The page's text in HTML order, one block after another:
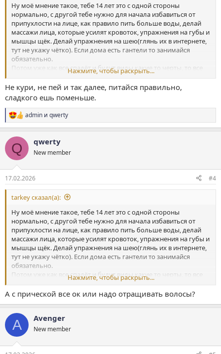
Ну моё мнение такое, тебе 14 лет это с одной стороны
нормально, с другой тебе нужно для начала избавиться от
припухлости на лице, как правило пить больше воды, делай
массажи лица, которые усилят кровоток, упражнения на губы и
мышцы щёк. Делай упражнения на шею(глянь их в интернете,
тут не укажу чётко). Если дома есть гантели то занимайся
обязательно.
Потом уже как все спадёт и будут виды какие то черты, то все
остальное.
Еще ситуация с твоей кожей, глянь посты в нашем форуме, там
есть уход и так далее. Если есть возможность, помой руки
хорошо с лицом и подави возможные прыщи чуть чуть.
Нажмите, чтобы раскрыть...
Не кури, не пей и так далее, питайся правильно,
сладкого ешь поменьше.
Р
е
к
ц
и
admin и qwerty
Q qwerty
New member
17.02.2026 #4
tarkey сказал(а):
Ну моё мнение такое, тебе 14 лет это с одной стороны
нормально, с другой тебе нужно для начала избавиться от
припухлости на лице, как правило пить больше воды, делай
массажи лица, которые усилят кровоток, упражнения на губы и
мышцы щёк. Делай упражнения на шею(глянь их в интернете,
тут не укажу чётко). Если дома есть гантели то занимайся
обязательно.
Потом уже как все спадёт и будут виды какие то черты, то все
остальное.
Еще ситуация с твоей кожей, глянь пос
Не кури, не пей и так далее, питайся правильно, сладкого
ешь поменьше.Нажмите, чтобы раскрыть...
Нажмите, чтобы раскрыть...
А с прической все ок или надо отращивать волосы?
A Avenger
New member